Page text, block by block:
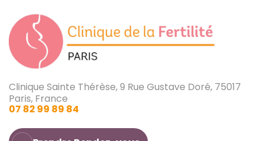
Clinique Sainte Thérèse, 9 Rue Gustave Doré, 75017
Paris, France
07 82 99 89 84